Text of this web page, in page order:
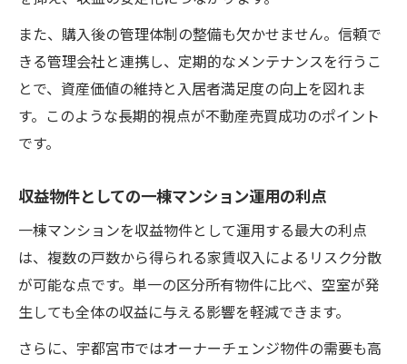
また、購入後の管理体制の整備も欠かせません。信頼で
きる管理会社と連携し、定期的なメンテナンスを行うこ
とで、資産価値の維持と入居者満足度の向上を図れま
す。このような長期的視点が不動産売買成功のポイント
です。
収益物件としての一棟マンション運用の利点
一棟マンションを収益物件として運用する最大の利点
は、複数の戸数から得られる家賃収入によるリスク分散
が可能な点です。単一の区分所有物件に比べ、空室が発
生しても全体の収益に与える影響を軽減できます。
さらに、宇都宮市ではオーナーチェンジ物件の需要も高